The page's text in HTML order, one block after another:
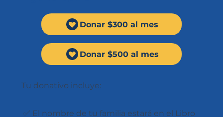
Tu donativo incluye:
✅ El nombre de tu familia estará en el Libro
Donar $300 al mes
Donar $500 al mes